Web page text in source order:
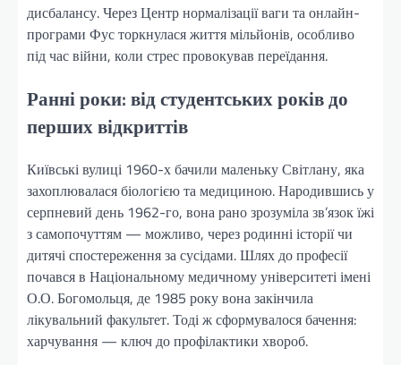
дисбалансу. Через Центр нормалізації ваги та онлайн-
програми Фус торкнулася життя мільйонів, особливо
під час війни, коли стрес провокував переїдання.
Ранні роки: від студентських років до
перших відкриттів
Київські вулиці 1960-х бачили маленьку Світлану, яка
захоплювалася біологією та медициною. Народившись у
серпневий день 1962-го, вона рано зрозуміла зв’язок їжі
з самопочуттям — можливо, через родинні історії чи
дитячі спостереження за сусідами. Шлях до професії
почався в Національному медичному університеті імені
О.О. Богомольця, де 1985 року вона закінчила
лікувальний факультет. Тоді ж сформувалося бачення:
харчування — ключ до профілактики хвороб.